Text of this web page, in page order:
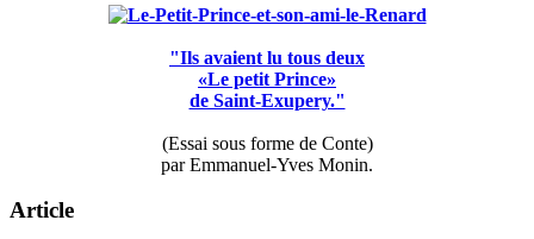
"Ils avaient lu tous deux
«Le petit Prince»
de Saint-Exupery."
(Essai sous forme de Conte)
par Emmanuel-Yves Monin.
Article